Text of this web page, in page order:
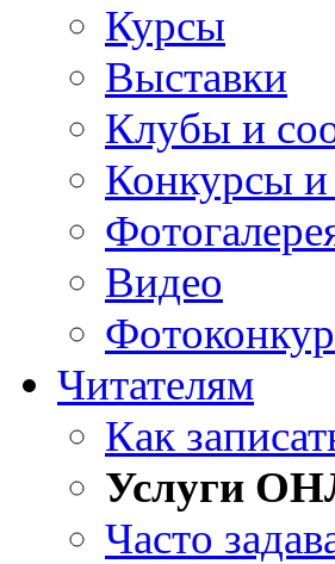
Курсы
Выставки
Клубы и
Конкурсы
Видео
Читателям
Как
Услуги
Часто